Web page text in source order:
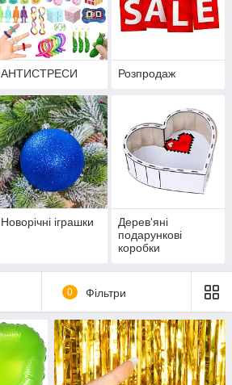
АНТИСТРЕСИ Розпродаж
Новорічні іграшки
Дерев'яні
подарункові
коробки
0 Фільтри